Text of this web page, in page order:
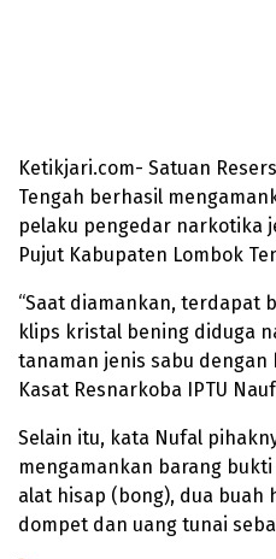
Ketikjari.com- Satuan
Tengah berhasil
pelaku pengedar narkotika
Pujut Kabupaten Lombok
“Saat diamankan, terdapat
klips kristal bening diduga
tanaman jenis sabu dengan
Kasat Resnarkoba IPTU
Selain itu, kata Nufal
mengamankan barang
alat hisap (bong), dua buah
dompet dan uang tunai